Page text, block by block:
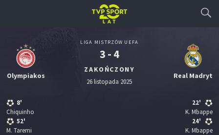
Olympiakos
8'
Chiquinho
52'
M. Taremi
LIGA MISTRZÓW UEFA
3 - 4
ZAKOŃCZONY
26 listopada 2025
Real Madryt
22'
K. Mbappe
24'
K. Mbappe